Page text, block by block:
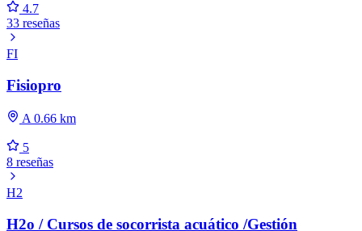
4.7
33 reseñas
FI
Fisiopro
A 0.66 km
5
8 reseñas
H2
H2o / Cursos de socorrista acuático /Gestión